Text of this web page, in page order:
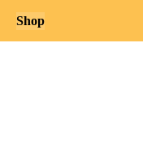
Shop